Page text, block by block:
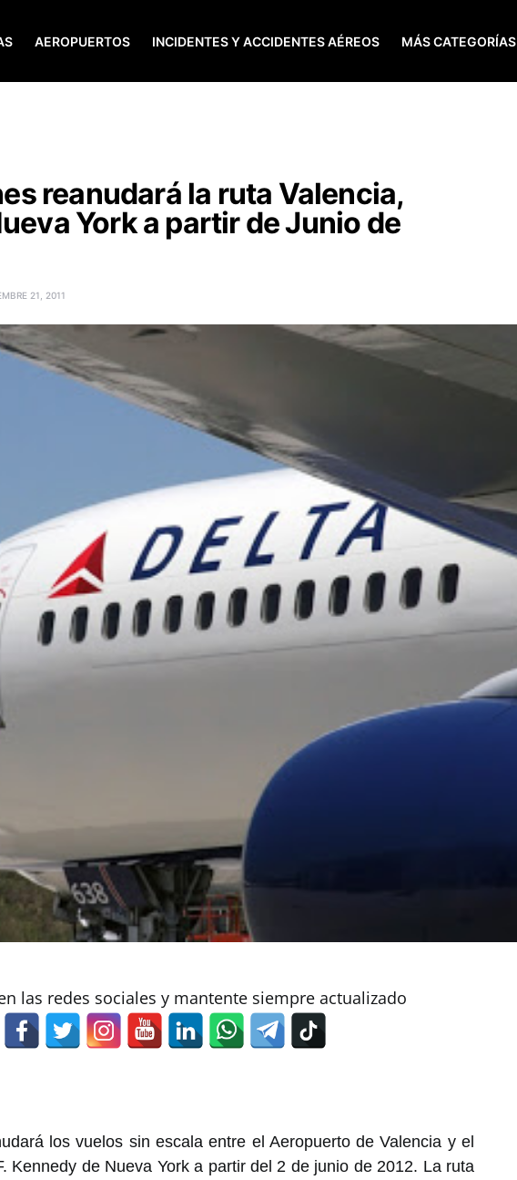
AEROPUERTOS INCIDENTES Y ACCIDENTES AÉREOS MÁS CATEGORÍAS
reanudará la ruta Valencia,
York a partir de Junio de
21, 2011
las redes sociales y mantente siempre actualizado
los vuelos sin escala entre el Aeropuerto de Valencia y el
Kennedy de Nueva York a partir del 2 de junio de 2012. La ruta